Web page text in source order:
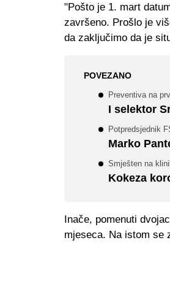
"Pošto je 1. mart
završeno. Prošlo je
da zaključimo da je
POVEZANO
Preventiva na
I selektor
Potpredsjednik
Marko
Smješten na
Kokeza
Inače, pomenuti
mjeseca. Na istom se